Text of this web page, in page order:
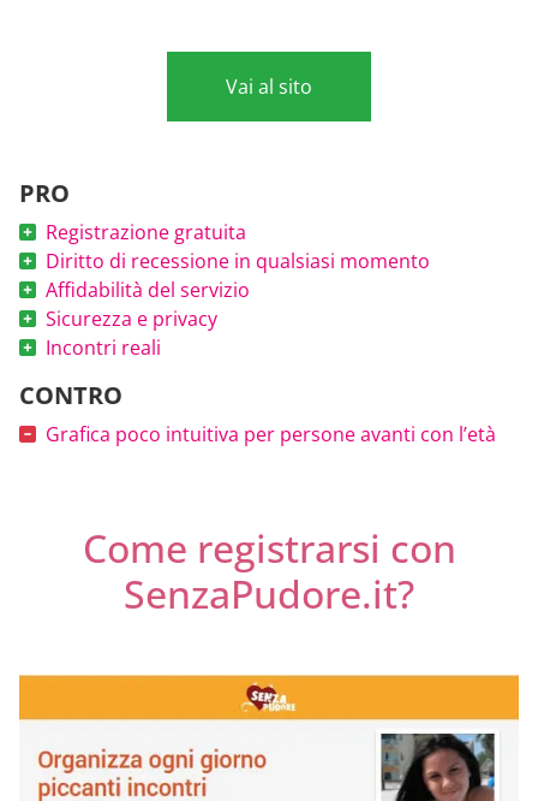
PRO
Registrazione gratuita
Diritto di recessione in qualsiasi momento
Affidabilità del servizio
Sicurezza e privacy
Incontri reali
CONTRO
Grafica poco intuitiva per persone avanti con l’età
Vai al sito
Come registrarsi con
SenzaPudore.it?